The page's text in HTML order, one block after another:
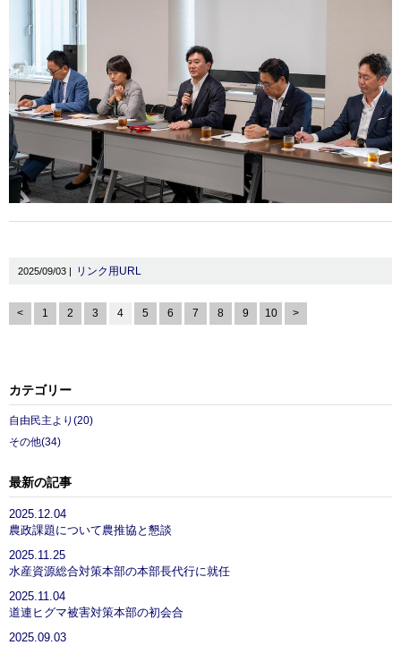
2025/09/03 | リンク用URL
< 1 2 3 4 5 6 7 8 9 10 >
カテゴリー
自由民主より(20)
その他(34)
最新の記事
2025.12.04
農政課題について農推協と懇談
2025.11.25
水産資源総合対策本部の本部長代行に就任
2025.11.04
道連ヒグマ被害対策本部の初会合
2025.09.03